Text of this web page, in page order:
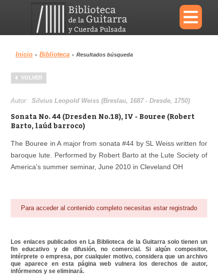
×
Menu
Biblioteca Diccionario
Área personal Reproductor
Inicio › Biblioteca › Resultados búsqueda
VOLVER
Autor:Silvius Leopold Weiss (Breslau, 1687 - Dresde, 1750)
Sonata No. 44 (Dresden No.18), IV - Bouree (Robert
Barto, laúd barroco)
The Bouree in A major from sonata #44 by SL Weiss written for
baroque lute. Performed by Robert Barto at the Lute Society of
America's summer seminar, June 2010 in Cleveland OH
Para acceder al contenido completo necesitas estar registrado
Los enlaces publicados en La Biblioteca de la Guitarra solo tienen un
fin educativo y de difusión, no comercial. Si algún compositor,
intérprete o empresa, por cualquier motivo, considera que un archivo
que aparece en esta página web vulnera los derechos de autor,
infórmenos y se eliminará.